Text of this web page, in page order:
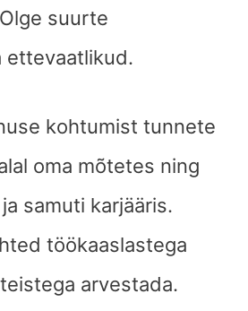
suurte
ettevaatlikud.
kohtumist tunnete
oma mõtetes ning
samuti karjääris.
töökaaslastega
arvestada.